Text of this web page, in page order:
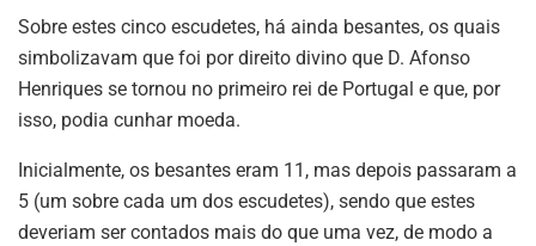
Sobre estes cinco escudetes, há ainda besantes, os quais
simbolizavam que foi por direito divino que D. Afonso
Henriques se tornou no primeiro rei de Portugal e que, por
isso, podia cunhar moeda.
Inicialmente, os besantes eram 11, mas depois passaram a
5 (um sobre cada um dos escudetes), sendo que estes
deveriam ser contados mais do que uma vez, de modo a